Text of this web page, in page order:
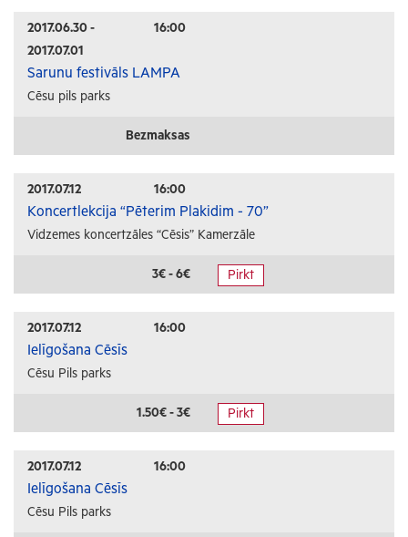
2017.06.30 -
2017.07.01
16:00
Sarunu festivāls LAMPA
Cēsu pils parks
Bezmaksas
2017.07.12 16:00
Koncertlekcija “Pēterim Plakidim - 70”
Vidzemes koncertzāles “Cēsis” Kamerzāle
3€ - 6€ Pirkt
2017.07.12 16:00
Ielīgošana Cēsīs
Cēsu Pils parks
1.50€ - 3€ Pirkt
2017.07.12 16:00
Ielīgošana Cēsīs
Cēsu Pils parks